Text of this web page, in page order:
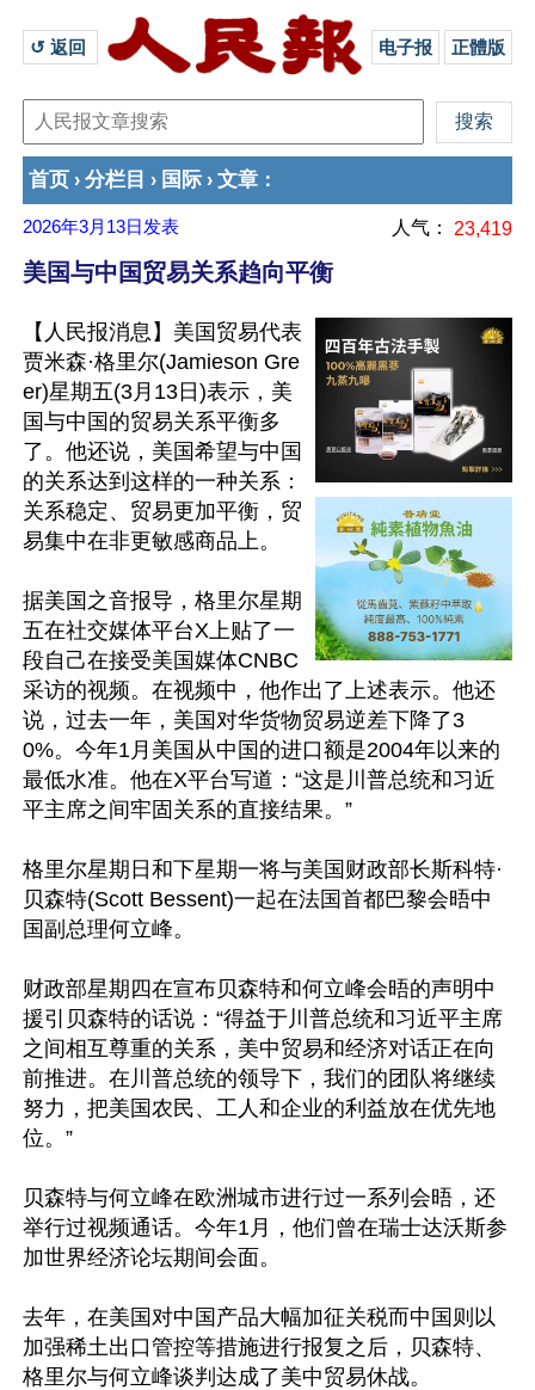
↺ 返回 电子报 正體版
首页 › 分栏目 › 国际 › 文章 ：
2026年3月13日 发表 人气： 23,419
美国与中国贸易关系趋向平衡
【人民报消息】美国贸易代表
贾米森·格里尔(Jamieson Gre
er)星期五(3月13日)表示，美
国与中国的贸易关系平衡多
了。他还说，美国希望与中国
的关系达到这样的一种关系：
关系稳定、贸易更加平衡，贸
易集中在非更敏感商品上。
据美国之音报导，格里尔星期
五在社交媒体平台X上贴了一
段自己在接受美国媒体CNBC
采访的视频。在视频中，他作出了上述表示。他还
说，过去一年，美国对华货物贸易逆差下降了3
0%。今年1月美国从中国的进口额是2004年以来的
最低水准。他在X平台写道：“这是川普总统和习近
平主席之间牢固关系的直接结果。”
格里尔星期日和下星期一将与美国财政部长斯科特·
贝森特(Scott Bessent)一起在法国首都巴黎会晤中
国副总理何立峰。
财政部星期四在宣布贝森特和何立峰会晤的声明中
援引贝森特的话说：“得益于川普总统和习近平主席
之间相互尊重的关系，美中贸易和经济对话正在向
前推进。在川普总统的领导下，我们的团队将继续
努力，把美国农民、工人和企业的利益放在优先地
位。”
贝森特与何立峰在欧洲城市进行过一系列会晤，还
举行过视频通话。今年1月，他们曾在瑞士达沃斯参
加世界经济论坛期间会面。
去年，在美国对中国产品大幅加征关税而中国则以
加强稀土出口管控等措施进行报复之后，贝森特、
格里尔与何立峰谈判达成了美中贸易休战。